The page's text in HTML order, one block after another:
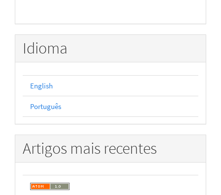
Idioma
English
Português
Artigos mais recentes